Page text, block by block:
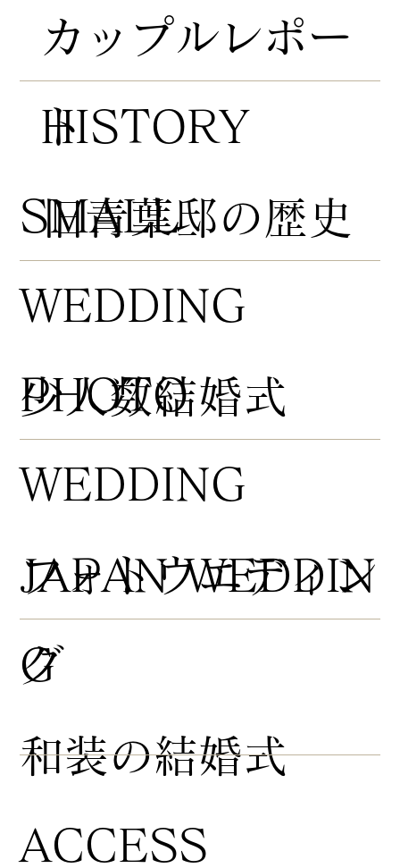
HISTORY
​旧青葉邸の歴史
​カップルレポー
ト
​少人数結婚式
​SMALL
WEDDING
​フォトウエディン
グ
PHOTO
WEDDING
​和装の結婚式
JAPAN WEDDIN
G
ACCESS